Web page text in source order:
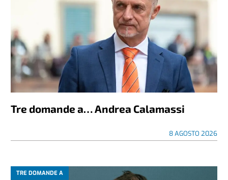
Tre domande a… Andrea Calamassi
8 AGOSTO 2026
TRE DOMANDE A